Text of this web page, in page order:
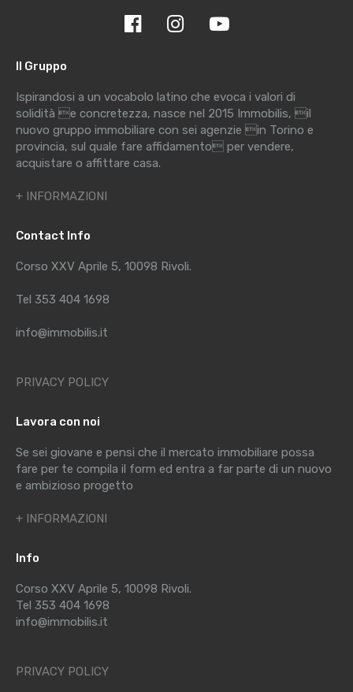
Il Gruppo
Ispirandosi a un vocabolo latino che evoca i valori di
solidità e concretezza, nasce nel 2015 Immobilis, il
nuovo gruppo immobiliare con sei agenzie in Torino e
provincia, sul quale fare affidamento per vendere,
acquistare o affittare casa.
+ INFORMAZIONI
Contact Info
Corso XXV Aprile 5, 10098 Rivoli.
Tel 353 404 1698
info@immobilis.it
PRIVACY POLICY
Lavora con noi
Se sei giovane e pensi che il mercato immobiliare possa
fare per te compila il form ed entra a far parte di un nuovo
e ambizioso progetto
+ INFORMAZIONI
Info
Corso XXV Aprile 5, 10098 Rivoli.
Tel 353 404 1698
info@immobilis.it
PRIVACY POLICY